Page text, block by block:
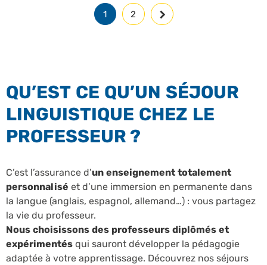
1 2
QU’EST CE QU’UN SÉJOUR
LINGUISTIQUE CHEZ LE
PROFESSEUR ?
C’est l’assurance d’un enseignement totalement
personnalisé et d’une immersion en permanente dans
la langue (anglais, espagnol, allemand…) : vous partagez
la vie du professeur.
Nous choisissons des professeurs diplômés et
expérimentés qui sauront développer la pédagogie
adaptée à votre apprentissage. Découvrez nos séjours